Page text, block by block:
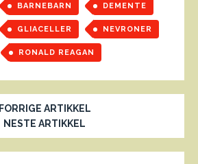
BARNEBARN DEMENTE
GLIACELLER NEVRONER
RONALD REAGAN
FORRIGE ARTIKKEL
NESTE ARTIKKEL